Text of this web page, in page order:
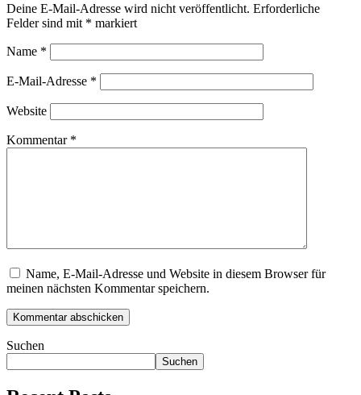
Deine E-Mail-Adresse wird nicht veröffentlicht. Erforderliche
Felder sind mit * markiert
Name *
E-Mail-Adresse *
Website
Kommentar *
Name, E-Mail-Adresse und Website in diesem Browser für
meinen nächsten Kommentar speichern.
Suchen
Suchen